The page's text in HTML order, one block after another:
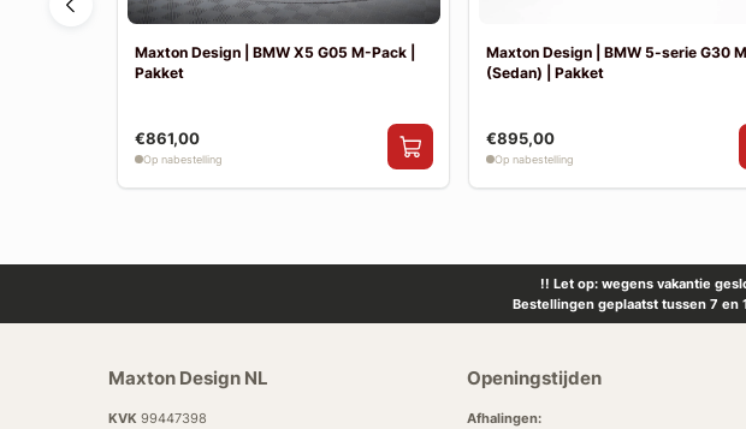
Maxton Design | BMW X5 G05 M-Pack |
Pakket
€861,00
Op nabestelling
Maxton Design | BMW 5-serie G30
(Sedan) | Pakket
€895,00
Op nabestelling
!! Let op: wegens vakantie
Bestellingen geplaatst tussen 7 en
Maxton Design NL
KVK 99447398
Openingstijden
Afhalingen: